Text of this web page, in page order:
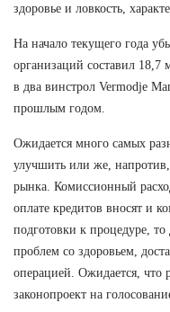
здоровье и ловкость,
На начало текущего года
организаций составил
в два винстрол Vermodje
прошлым годом.
Ожидается много самых
улучшить или же,
рынка. Комиссионный
оплате кредитов вносят и
подготовки к процедуре,
проблем со здоровьем,
операцией. Ожидается, что
законопроект на